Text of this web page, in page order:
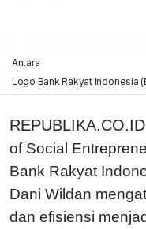
Antara
Logo Bank Rakyat Indonesia
of Social
Bank Rakyat
Dani Wildan
dan efisiensi